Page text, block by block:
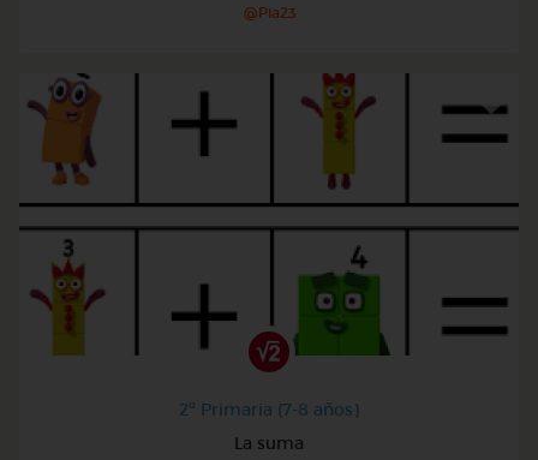
@Pia23
2º Primaria (7-8 años)
La suma